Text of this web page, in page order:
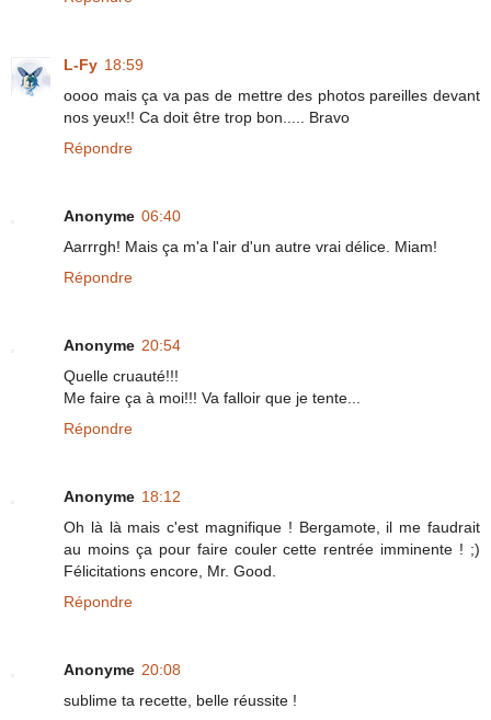
L-Fy 18:59
oooo mais ça va pas de mettre des photos pareilles devant
nos yeux!! Ca doit être trop bon..... Bravo
Répondre
Anonyme 06:40
Aarrrgh! Mais ça m'a l'air d'un autre vrai délice. Miam!
Répondre
Anonyme 20:54
Quelle cruauté!!!
Me faire ça à moi!!! Va falloir que je tente...
Répondre
Anonyme 18:12
Oh là là mais c'est magnifique ! Bergamote, il me faudrait
au moins ça pour faire couler cette rentrée imminente ! ;)
Félicitations encore, Mr. Good.
Répondre
Anonyme 20:08
sublime ta recette, belle réussite !